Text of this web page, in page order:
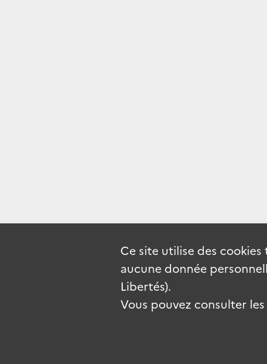
Ce site utilise des cookies
aucune donnée
Libertés).
Vous pouvez consulter